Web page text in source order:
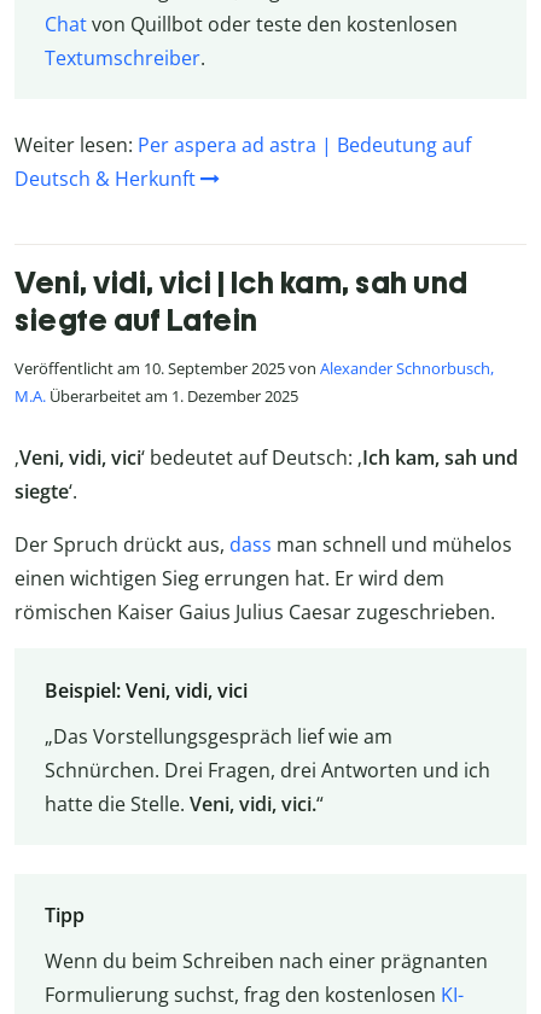
Chatvon Quillbot oder teste den kostenlosen
Textumschreiber.
Weiter lesen: Per aspera ad astra | Bedeutung auf
Deutsch & Herkunft
Veni, vidi, vici | Ich kam, sah und
siegte auf Latein
Veröffentlicht am 10. September 2025 von Alexander Schnorbusch,
M.A. Überarbeitet am 1. Dezember 2025
‚Veni, vidi, vici‘ bedeutet auf Deutsch: ‚Ich kam, sah und
siegte‘.
Der Spruch drückt aus, dass man schnell und mühelos
einen wichtigen Sieg errungen hat. Er wird dem
römischen Kaiser Gaius Julius Caesar zugeschrieben.
Beispiel: Veni, vidi, vici
„Das Vorstellungsgespräch lief wie am
Schnürchen. Drei Fragen, drei Antworten und ich
hatte die Stelle. Veni, vidi, vici.“
Tipp
Wenn du beim Schreiben nach einer prägnanten
Formulierung suchst, frag den kostenlosen KI-